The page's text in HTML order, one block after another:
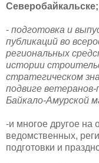
Северобайкальске;
- подготовка и
публикаций во
региональных
истории
стратегическом
подвиге
Байкало-Амурской
-и многое другое на
ведомственных,
подготовки и